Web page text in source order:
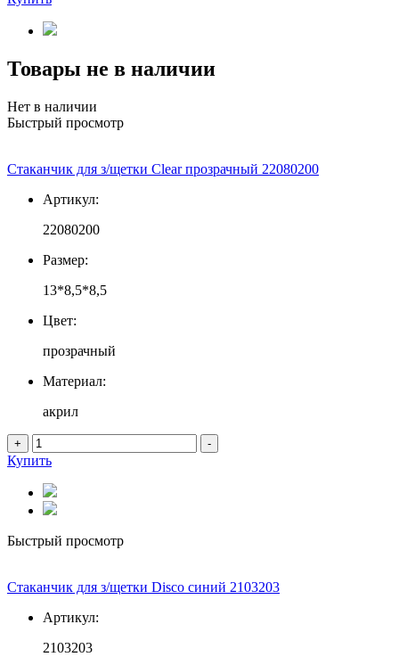
Товары не в наличии
Нет в наличии
Быстрый просмотр
Стаканчик для з/щетки Clear прозрачный 22080200
Артикул:
22080200
Размер:
13*8,5*8,5
Цвет:
прозрачный
Материал:
акрил
+ -
Купить
Быстрый просмотр
Стаканчик для з/щетки Disco синий 2103203
Артикул:
2103203